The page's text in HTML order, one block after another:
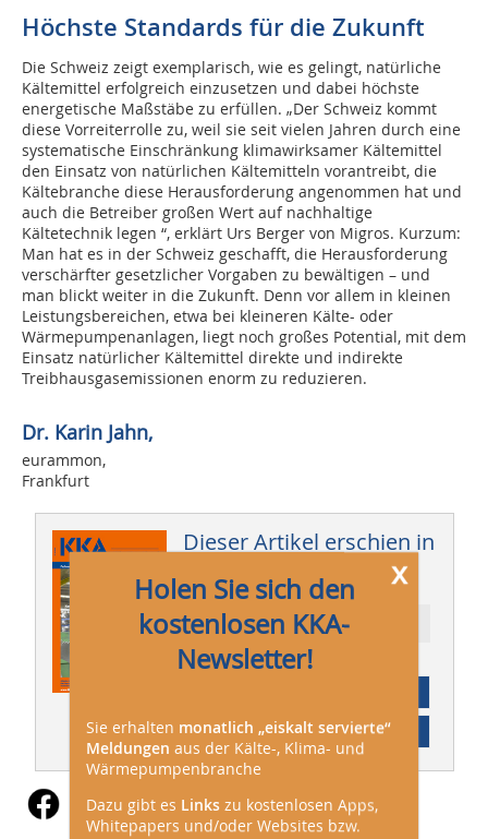
Höchste Standards für die Zukunft
Die Schweiz zeigt exemplarisch, wie es gelingt, natürliche
Kältemittel erfolgreich einzusetzen und dabei höchste
energetische Maßstäbe zu erfüllen. „Der Schweiz kommt
diese Vorreiterrolle zu, weil sie seit vielen Jahren durch eine
systematische Einschränkung klimawirksamer Kältemittel
den Einsatz von natürlichen Kältemitteln vorantreibt, die
Kältebranche diese Herausforderung angenommen hat und
auch die Betreiber großen Wert auf nachhaltige
Kältetechnik legen “, erklärt Urs Berger von Migros. Kurzum:
Man hat es in der Schweiz geschafft, die Herausforderung
verschärfter gesetzlicher Vorgaben zu bewältigen – und
man blickt weiter in die Zukunft. Denn vor allem in kleinen
Leistungsbereichen, etwa bei kleineren Kälte- oder
Wärmepumpenanlagen, liegt noch großes Potential, mit dem
Einsatz natürlicher Kältemittel direkte und indirekte
Treibhausgasemissionen enorm zu reduzieren.
Dr. Karin Jahn,
eurammon,
Frankfurt
Dieser Artikel erschien in
KKA 05/2015
Ressort: Technik
Inhaltsverzeichnis
x
Holen Sie sich den
kostenlosen KKA-
Newsletter!
Sie erhalten monatlich „eiskalt servierte“
Meldungen aus der Kälte-, Klima- und
Wärmepumpenbranche
Dazu gibt es Links zu kostenlosen Apps,
Whitepapers und/oder Websites bzw.